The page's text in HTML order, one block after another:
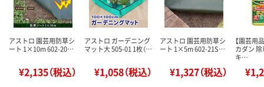
アストロ 園芸用防草シ
ート 1×10m 602-20…
¥2,135（税込）
アストロ ガーデニング
マット大 505-01 1枚（…
¥1,058（税込）
アストロ 園芸用防草シ
ート 1×5m 602-21S…
¥1,327（税込）
【園芸用
カダン
キ…